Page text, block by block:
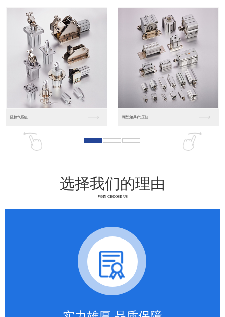
松下人机界面DP10... 数字光钎传感器FX-...
选择我们的理由
WHY CHOOSE US